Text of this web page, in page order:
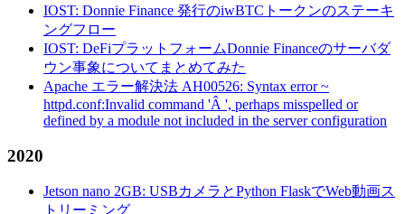
IOST: Donnie Finance 発行のiwBTCトークンのステーキ
ングフロー
IOST: DeFiプラットフォームDonnie Financeのサーバダ
ウン事象についてまとめてみた
Apache エラー解決法 AH00526: Syntax error ~
httpd.conf:Invalid command 'Â ', perhaps misspelled or
defined by a module not included in the server configuration
2020
Jetson nano 2GB: USBカメラとPython FlaskでWeb動画ス
トリーミング